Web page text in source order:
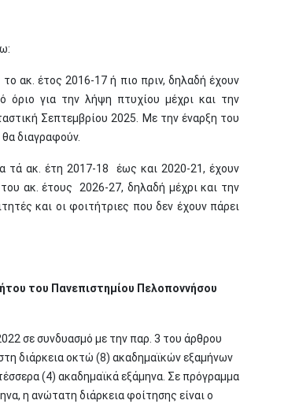
ακ. έτος 2016-17 ή πιο πριν, δηλαδή έχουν
όριο για την λήψη πτυχίου μέχρι και την
Σεπτεμβρίου 2025. Με την έναρξη του
θα διαγραφούν.
τά ακ. έτη 2017-18 έως και 2020-21, έχουν
ακ. έτους 2026-27, δηλαδή μέχρι και την
και οι φοιτήτριες που δεν έχουν πάρει
του Πανεπιστημίου Πελοποννήσου
σε συνδυασμό με την παρ. 3 του άρθρου
διάρκεια οκτώ (8) ακαδημαϊκών εξαμήνων
(4) ακαδημαϊκά εξάμηνα. Σε πρόγραμμα
η ανώτατη διάρκεια φοίτησης είναι ο